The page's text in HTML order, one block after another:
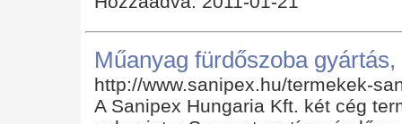
Műanyag fürdőszoba
http://www.sanipex.hu/termekek-
A Sanipex Hungaria Kft. két cég